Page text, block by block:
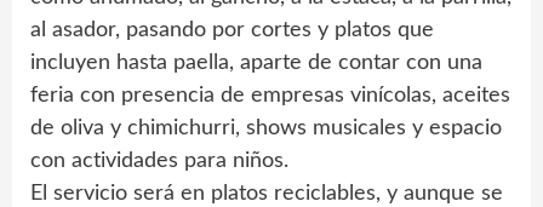
al asador, pasando por cortes y platos que
incluyen hasta paella, aparte de contar con una
feria con presencia de empresas vinícolas, aceites
de oliva y chimichurri, shows musicales y espacio
con actividades para niños.
El servicio será en platos reciclables, y aunque se